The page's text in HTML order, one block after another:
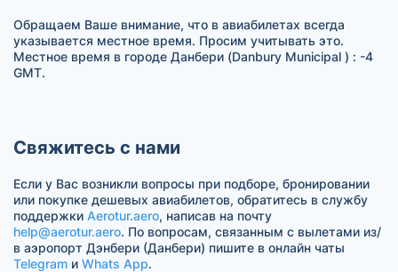
Обращаем Ваше внимание, что в авиабилетах всегда
указывается местное время. Просим учитывать это.
Местное время в городе Данбери (Danbury Municipal ) : -4
GMT.
Свяжитесь с нами
Если у Вас возникли вопросы при подборе, бронировании
или покупке дешевых авиабилетов, обратитесь в службу
поддержки Aerotur.aero, написав на почту
help@aerotur.aero. По вопросам, связанным с вылетами из/
в аэропорт Дэнбери (Данбери) пишите в онлайн чаты
Telegram и Whats App.